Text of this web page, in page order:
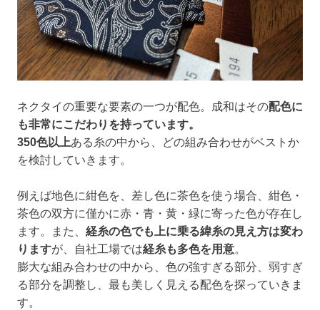
ネクタイの重要な要素の一つが配色。成和はその配色に
も非常にこだわりを持っています。
350色以上ある糸の中から、どの組み合わせがベストか
を検討していきます。
例えば地色に紺色を、差し色に茶色を使う場合、紺色・
茶色の双方に僅かに赤・青・黄・緑に寄った色が存在し
ます。また、 経糸の色でも上に乗る緯糸の見え方は変わ
りますが、自社工場では経糸も多色を用意。
膨大な組み合わせの中から、色の強すぎる部分、弱すぎ
る部分を調整し、最も美しく見える配色を探っていきま
す。